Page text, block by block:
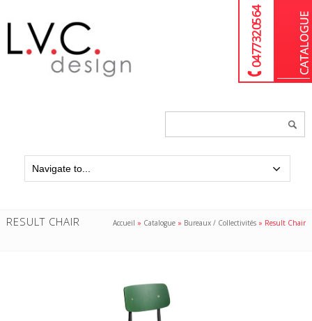
04 77 32 05 64
RESULT CHAIR Accueil » Catalogue » Bureaux / Collectivités » Result Chair